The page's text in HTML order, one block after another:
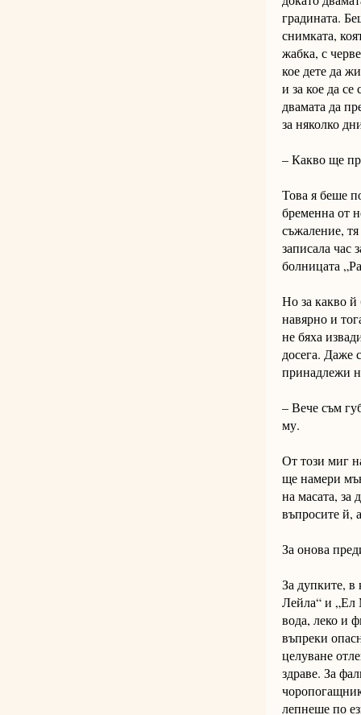
градината.
снимката,
жабка, с
кое дете да
и за кое да
двамата да
за няколко
– Какво ще
Това я беше
бременна от
съжаление,
записала час
болницата
Но за какво й
навярно и
не бяха
досега. Даже
принадлежи
– Вече съм
му.
От този миг
ще намери
на масата, за
въпросите й,
За онова
За дупките,
Лейла“ и „Ел
вода, леко и
въпреки
целуване
здраве. За
лепнеше по